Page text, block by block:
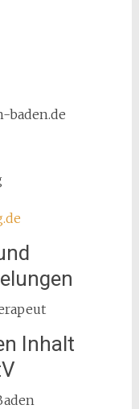
baden.de
Inhalt